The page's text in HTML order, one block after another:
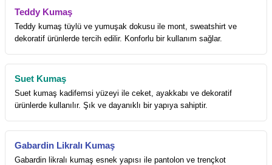
Teddy Kumaş
Teddy kumaş tüylü ve yumuşak dokusu ile mont, sweatshirt ve
dekoratif ürünlerde tercih edilir. Konforlu bir kullanım sağlar.
Suet Kumaş
Suet kumaş kadifemsi yüzeyi ile ceket, ayakkabı ve dekoratif
ürünlerde kullanılır. Şık ve dayanıklı bir yapıya sahiptir.
Gabardin Likralı Kumaş
Gabardin likralı kumaş esnek yapısı ile pantolon ve trençkot